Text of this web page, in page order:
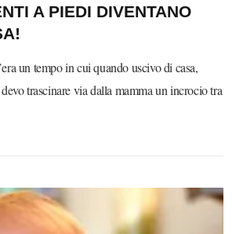
A PIEDI DIVENTANO
un tempo in cui quando uscivo di casa,
trascinare via dalla mamma un incrocio tra